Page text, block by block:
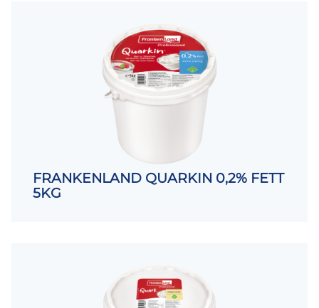
FRANKENLAND QUARKIN 0,2% FETT
5KG